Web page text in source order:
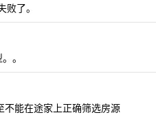
了。
。
能在途家上正确筛选房源